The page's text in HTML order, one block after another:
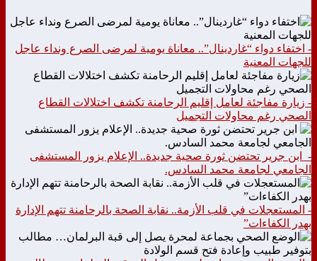
- اختفاء دواء “غاردينال”.. معاناة يومية لمرضى الصرع ونداء عاجل
للجهات المعنية
- زيارة مفاجئة لعامل إقليم الرحامنة تكشف اختلالات القطاع
الصحي رغم محاولات التجميل
- ابن جرير تحتضن ثورة صحية جديدة.. الإعلام يزور المستشفى
الجامعي لجامعة محمد السادس.
- المستعجلات في قلب الأزمة.. نقابة الصحة بالرحامنة تتهم الإدارة
بهدر الكفاءات”